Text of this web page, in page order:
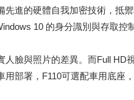
進的硬體自我加密技術，抵
10 的身分識別與存取控
臉與照片的差異。而Full HD
部署，F110可選配車用底座